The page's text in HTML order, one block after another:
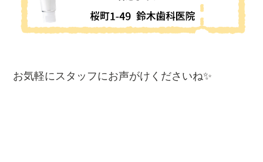
お気軽にスタッフにお声がけくださいね✨